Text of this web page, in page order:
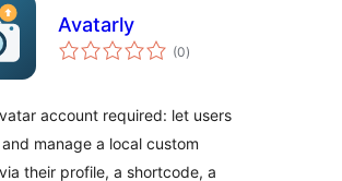
Avatarly
(0totale
bedømmelser
)
account required: let users
manage a local custom
their profile, a shortcode, a